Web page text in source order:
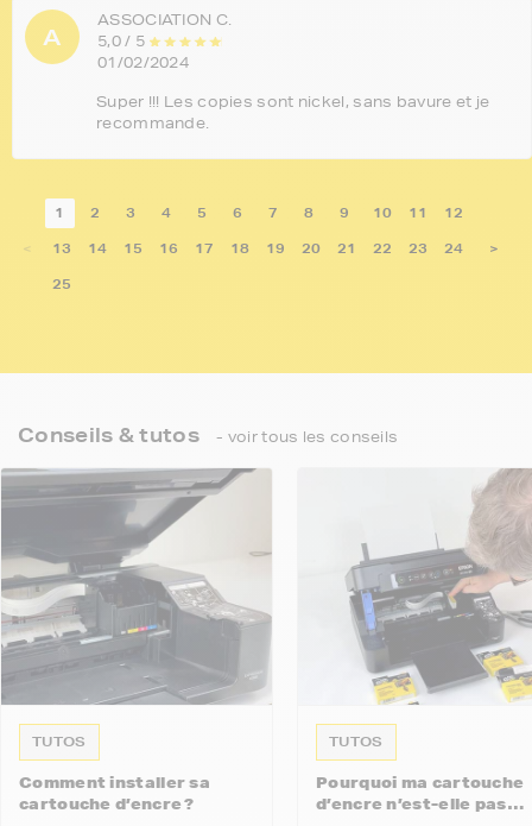
A
ASSOCIATION C.
5,0 / 5
01/02/2024
Super !!! Les copies sont nickel, sans bavure et je
recommande.
<
1 2 3 4 5 6 7 8 9 10 11
12
13
14 15 16 17 18 19 20 21 22 23
24
25
>
Conseils & tutos - voir tous les conseils
TUTOS
Comment installer sa
cartouche d’encre ?
TUTOS
Pourquoi ma cartouche
d’encre n’est-elle pas